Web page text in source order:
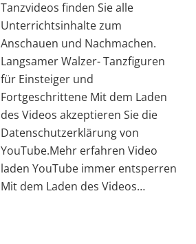
Tanzvideos finden Sie alle
Unterrichtsinhalte zum
Anschauen und Nachmachen.
Langsamer Walzer- Tanzfiguren
für Einsteiger und
Fortgeschrittene Mit dem Laden
des Videos akzeptieren Sie die
Datenschutzerklärung von
YouTube.Mehr erfahren Video
laden YouTube immer entsperren
Mit dem Laden des Videos…